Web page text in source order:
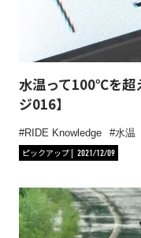
水温って100℃を超
ジ016】
RIDE Knowledge
水温
ピックアップ
2021/12/09